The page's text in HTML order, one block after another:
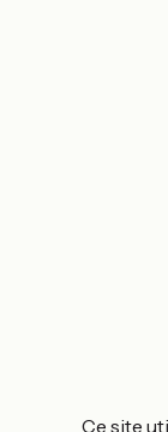
Je
Recevez le
boîte mail
Mon adresse
Conditions
Ce site